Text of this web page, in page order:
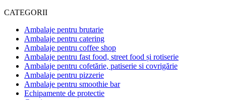
CATEGORII
Ambalaje pentru brutarie
Ambalaje pentru catering
Ambalaje pentru coffee shop
Ambalaje pentru fast food, street food și rotiserie
Ambalaje pentru cofetărie, patiserie si covrigărie
Ambalaje pentru pizzerie
Ambalaje pentru smoothie bar
Echipamente de protectie